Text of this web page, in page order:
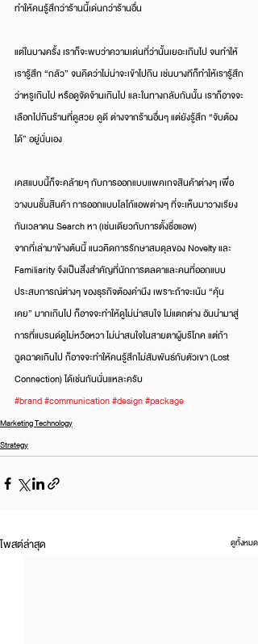
ทำให้คนรู้สึกว่าร้านนี้เด่นกว่าร้านอื่น
แต่ในบางครั้ง เราก็จะพบว่าความเด่นที่ว่านั้นเยอะเกินไป จนทำให้
เรารู้สึก “กลัว” จนคิดว่าไม่น่าจะเข้าไปกิน เช่นบางทีก็ทำให้เรารู้สึก
ว่าหรูเกินไป หรือดูจัดจ้านเกินไป และในทางกลับกันนั้น เราก็อาจจะ
เลือกไปกินร้านที่ดูสวย ดูดี ต่างจากร้านอื่นๆ แต่ยังรู้สึก​ “จับต้อง
ได้” อยู่นั่นเอง
เคสแบบนี้ก็จะคล้ายๆ กับการออกแบบแพคเกจสินค้าต่างๆ เพื่อ
วางบนชั้นสินค้า การออกแบบโลโก้แอพต่างๆ ที่จะเห็นมาวางเรียง
กันเวลาคน Search หา (เช่นเดียวกับการตั้งชื่อแอพ)
จากที่เล่ามาข้างต้นนี้ แนวคิดการรักษาสมดุลของ Novelty และ
Familiarity จึงเป็นสิ่งสำคัญที่นักการตลดาและคนที่ออกแบบ
ประสบการณ์ต่างๆ ของธุรกิจต้องคำนึง เพราะถ้าจะเน้น “คุ้น
เคย” มากเกินไป ก็อาจจะทำให้ดูไม่น่าสนใจ ไม่แตกต่าง อันนำมาสู่
การที่แบรนด์ดูไม่หวือหวา ไม่น่าสนใจในสายตาผู้บริโภค แต่ถ้า
ฉูดฉาดเกินไป ก็อาจจะทำให้คนรู้สึกไม่สัมพันธ์กับตัวเขา (Lost
Connection) ได้เช่นกันนั่นแหละครับ
#brand#communication#design#package
Marketing Technology
Strategy
โพสต์ล่าสุด ดูทั้งหมด